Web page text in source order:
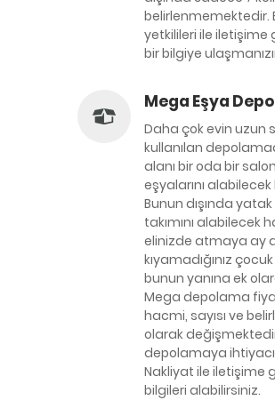
belirlenmemektedir.
yetkilileri ile iletişime
bir bilgiye
Mega Eşya
Daha çok evin uzun
kullanılan
alanı bir oda bir
eşyalarını
Bunun dışında
takımını alabilecek
elinizde atmaya ay
kıyamadığınız
bunun yanına ek
Mega depolama
hacmi, sayısı ve
olarak
depolamaya
Nakliyat ile iletişime
bilgileri alabilirsiniz.